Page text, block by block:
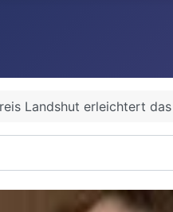
Landshut erleichtert das